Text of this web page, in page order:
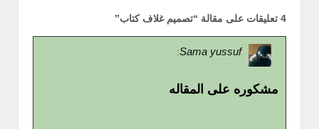
4 تعليقات على مقالة “ تصميم غلاف كتاب”
Sama yussuf
:
مشكوره على المقاله